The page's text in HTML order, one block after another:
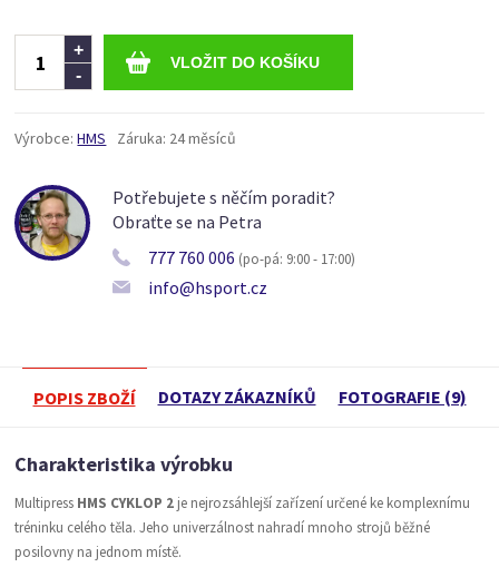
-
+
Výrobce: HMS Záruka: 24 měsíců
Potřebujete s něčím poradit?
Obraťte se na Petra
777 760 006 (po-pá: 9:00 - 17:00)
info@hsport.cz
POPIS ZBOŽÍ DOTAZY ZÁKAZNÍKŮ FOTOGRAFIE (9)
Charakteristika výrobku
Multipress HMS CYKLOP 2 je nejrozsáhlejší zařízení určené ke komplexnímu
tréninku celého těla. Jeho univerzálnost nahradí mnoho strojů běžné
posilovny na jednom místě.